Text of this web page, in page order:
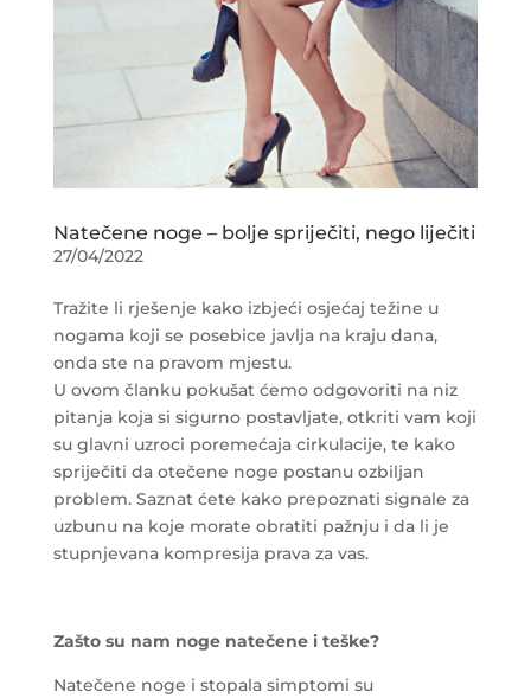
Natečene noge – bolje spriječiti, nego liječiti
27/04/2022
Tražite li rješenje kako izbjeći osjećaj težine u
nogama koji se posebice javlja na kraju dana,
onda ste na pravom mjestu.
U ovom članku pokušat ćemo odgovoriti na niz
pitanja koja si sigurno postavljate, otkriti vam koji
su glavni uzroci poremećaja cirkulacije, te kako
spriječiti da otečene noge postanu ozbiljan
problem. Saznat ćete kako prepoznati signale za
uzbunu na koje morate obratiti pažnju i da li je
stupnjevana kompresija prava za vas.
Zašto su nam noge natečene i teške?
Natečene noge i stopala simptomi su